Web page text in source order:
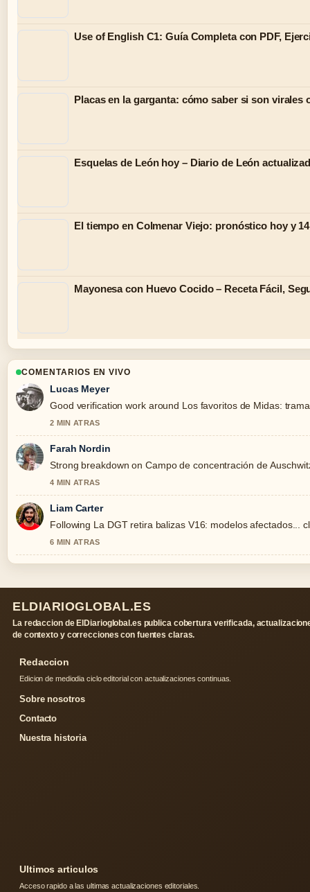
Use of English C1: Guía Completa con PDF,
Placas en la garganta: cómo saber si son virales
Esquelas de León hoy – Diario de León
El tiempo en Colmenar Viejo: pronóstico hoy y
Mayonesa con Huevo Cocido – Receta Fácil,
COMENTARIOS EN VIVO
Lucas Meyer
Good verification work around Los favoritos de Midas:
2 MIN ATRAS
Farah Nordin
Strong breakdown on Campo de concentración de
4 MIN ATRAS
Liam Carter
Following La DGT retira balizas V16: modelos afectados...
6 MIN ATRAS
ELDIARIOGLOBAL.ES
La redaccion de ElDiarioglobal.es publica cobertura verificada,
de contexto y correcciones con fuentes claras.
Redaccion
Edicion de mediodia ciclo editorial con actualizaciones continuas.
Sobre nosotros
Contacto
Nuestra historia
Ultimos articulos
Acceso rapido a las ultimas actualizaciones editoriales.